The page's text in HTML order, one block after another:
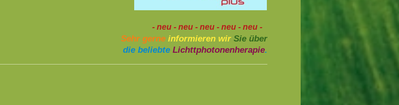
- neu - neu - neu - neu - neu -
Sehr gerne informieren wir Sie über
die beliebte Lichttphotonenherapie.